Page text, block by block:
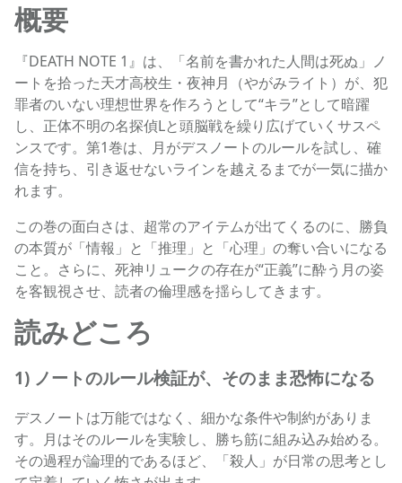
概要
『DEATH NOTE 1』は、「名前を書かれた人間は死ぬ」ノ
ートを拾った天才高校生・夜神月（やがみライト）が、犯
罪者のいない理想世界を作ろうとして“キラ”として暗躍
し、正体不明の名探偵Lと頭脳戦を繰り広げていくサスペ
ンスです。第1巻は、月がデスノートのルールを試し、確
信を持ち、引き返せないラインを越えるまでが一気に描か
れます。
この巻の面白さは、超常のアイテムが出てくるのに、勝負
の本質が「情報」と「推理」と「心理」の奪い合いになる
こと。さらに、死神リュークの存在が“正義”に酔う月の姿
を客観視させ、読者の倫理感を揺らしてきます。
読みどころ
1) ノートのルール検証が、そのまま恐怖になる
デスノートは万能ではなく、細かな条件や制約がありま
す。月はそのルールを実験し、勝ち筋に組み込み始める。
その過程が論理的であるほど、「殺人」が日常の思考とし